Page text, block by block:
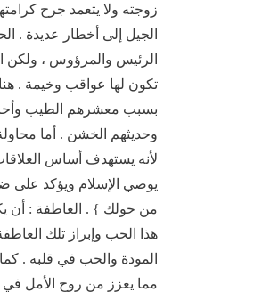
زوجته ولا يتعمد جرح
الجيل إلى أخطار عديدة .
الرئيس والمرؤوس ، ولكن
تكون لها عواقب وخيمة .
بسبب معشرهم الطيب
وحديثهم الخشن . أما
لأنه يستهدف أساس
يوصي الإسلام ويؤكد على
من حولك } . العاطفة : أن
هذا الحب وإبراز تلك
المودة والحب في قلبه .
مما يعزز من روح الأمل في